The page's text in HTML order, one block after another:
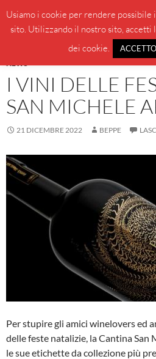
contenuto
BeppeBlog
NEWS
I VINI DELLE
SAN MICHELE
21 DICEMBRE 2022 BEPPE
Per stupire gli amici winelovers ed
delle feste natalizie, la Cantina
le sue etichette da collezione più
Usiamo i cookie per rendere
sito. Utilizzando il nostro sito,
dei cookie.
ACCETTO